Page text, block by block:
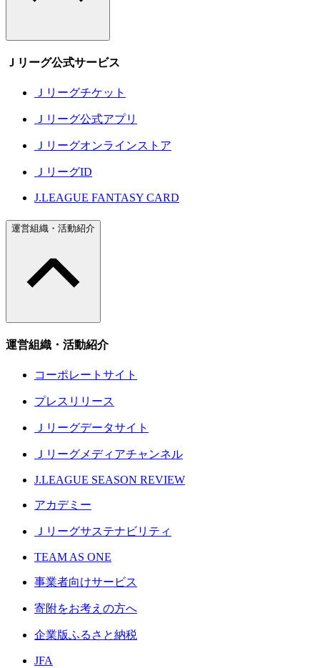
Ｊリーグ公式サービス
Ｊリーグチケット
Ｊリーグ公式アプリ
Ｊリーグオンラインストア
ＪリーグID
J.LEAGUE FANTASY CARD
運営組織・活動紹介
運営組織・活動紹介
コーポレートサイト
プレスリリース
Ｊリーグデータサイト
Ｊリーグメディアチャンネル
J.LEAGUE SEASON REVIEW
アカデミー
Ｊリーグサステナビリティ
TEAM AS ONE
事業者向けサービス
寄附をお考えの方へ
企業版ふるさと納税
JFA